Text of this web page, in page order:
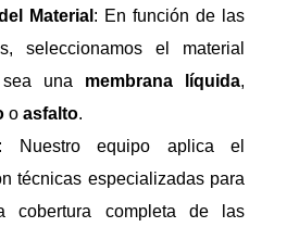
Material : En función de las
seleccionamos el material
sea una membrana líquida,
o asfalto.
: Nuestro equipo aplica el
técnicas especializadas para
cobertura completa de las